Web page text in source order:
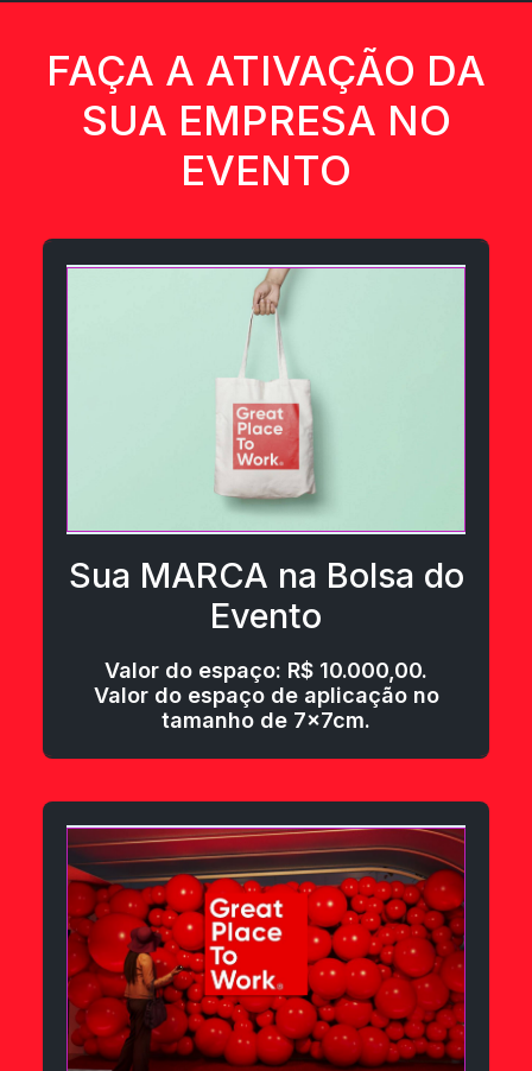
FAÇA A ATIVAÇÃO DA
SUA EMPRESA NO
EVENTO
Sua MARCA na Bolsa do
Evento
Valor do espaço: R$ 10.000,00.
Valor do espaço de aplicação no
tamanho de 7x7cm.